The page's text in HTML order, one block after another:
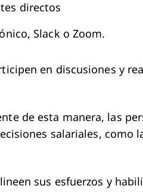
directos
Slack o Zoom.
en discusiones y
de esta manera, las
salariales, como
sus esfuerzos y